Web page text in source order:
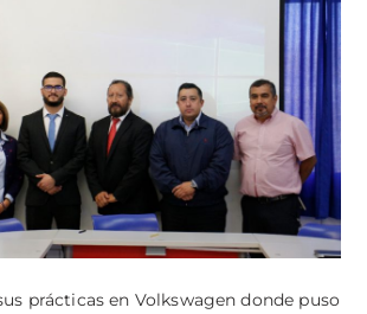
prácticas en Volkswagen donde puso